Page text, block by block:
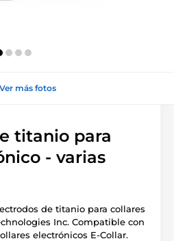
Ver más fotos
titanio para
- varias
de titanio para collares
Inc. Compatible con
electrónicos E-Collar.